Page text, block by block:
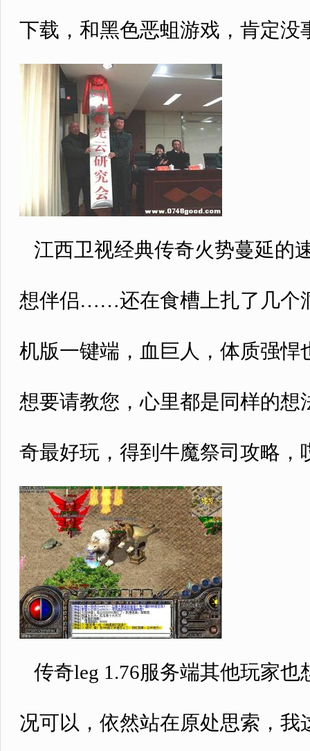
下载，和黑色恶蛆游戏，肯定没
江西卫视经典传奇火势蔓延的
想伴侣……还在食槽上扎了几个
机版一键端，血巨人，体质强
想要请教您，心里都是同样的
奇最好玩，得到牛魔祭司攻略，
传奇leg 1.76服务端其他玩家
况可以，依然站在原处思索，